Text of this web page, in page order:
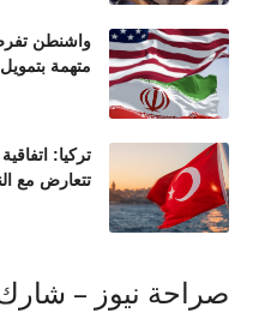
واشنطن
متهمة
تركيا:
تتعارض مع
صراحة نيوز –